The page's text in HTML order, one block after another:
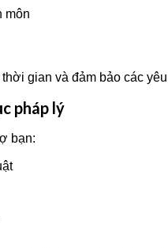
môn
gian và đảm bảo các
pháp lý
bạn: